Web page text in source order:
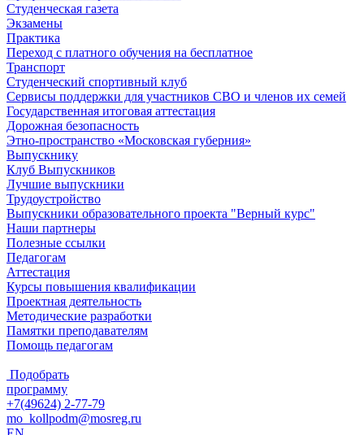
Cтуденческая газета
Экзамены
Практика
Переход с платного обучения на бесплатное
Транспорт
Студенческий спортивный клуб
Сервисы поддержки для участников СВО и членов их семей
Государственная итоговая аттестация
Дорожная безопасность
Этно-пространство «Московская губерния»
Выпускнику
Клуб Выпускников
Лучшие выпускники
Трудоустройство
Выпускники образовательного проекта "Верный курс"
Наши партнеры
Полезные ссылки
Педагогам
Аттестация
Курсы повышения квалификации
Проектная деятельность
Методические разработки
Памятки преподавателям
Помощь педагогам
Подобрать
программу
+7(49624) 2-77-79
mo_kollpodm@mosreg.ru